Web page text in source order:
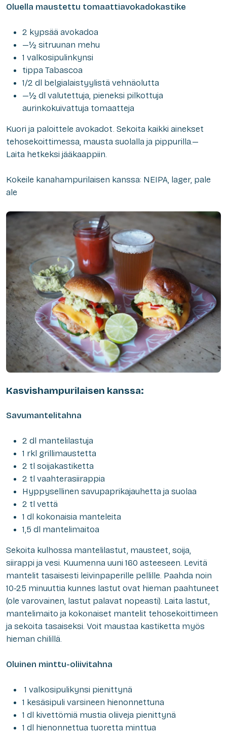
Oluella maustettu tomaattiavokadokastike
2 kypsää avokadoa
—½ sitruunan mehu
1 valkosipulinkynsi
tippa Tabascoa
1/2 dl belgialaistyylistä vehnäolutta
—½ dl valutettuja, pieneksi pilkottuja
aurinkokuivattuja tomaatteja
Kuori ja paloittele avokadot. Sekoita kaikki ainekset
tehosekoittimessa, mausta suolalla ja pippurilla.—
Laita hetkeksi jääkaappiin.
Kokeile kanahampurilaisen kanssa: NEIPA, lager, pale
ale
Kasvishampurilaisen kanssa:
Savumantelitahna
2 dl mantelilastuja
1 rkl grillimaustetta
2 tl soijakastiketta
2 tl vaahterasiirappia
Hyppysellinen savupaprikajauhetta ja suolaa
2 tl vettä
1 dl kokonaisia manteleita
1,5 dl mantelimaitoa
Sekoita kulhossa mantelilastut, mausteet, soija,
siirappi ja vesi. Kuumenna uuni 160 asteeseen. Levitä
mantelit tasaisesti leivinpaperille pellille. Paahda noin
10-25 minuuttia kunnes lastut ovat hieman paahtuneet
(ole varovainen, lastut palavat nopeasti). Laita lastut,
mantelimaito ja kokonaiset mantelit tehosekoittimeen
ja sekoita tasaiseksi. Voit maustaa kastiketta myös
hieman chilillä.
Oluinen minttu-oliivitahna
1 valkosipulikynsi pienittynä
1 kesäsipuli varsineen hienonnettuna
1 dl kivettömiä mustia oliiveja pienittynä
1 dl hienonnettua tuoretta minttua